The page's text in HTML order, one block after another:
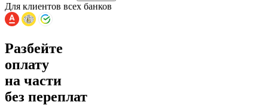
Для клиентов всех банков
Разбейте
оплату
на части
без переплат